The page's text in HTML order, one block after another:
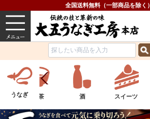
全国送料無料（一部商品を除く）
うなぎ 内祝い
うなぎ 酒 スイーツ フルーツ